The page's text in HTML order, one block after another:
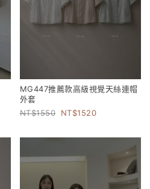
MG447推薦款高級視覺天絲連帽
外套
1550
1520